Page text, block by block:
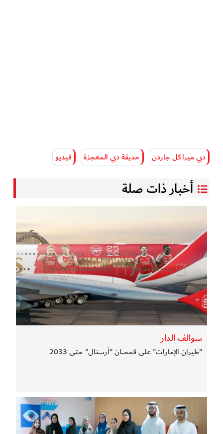
دبي ميراكل جاردن حديقة دبي المعجزة فيديو
أخبار ذات صلة
سوالف الدار
"طيران الإمارات" على قمصان "أرسنال" حتى 2033